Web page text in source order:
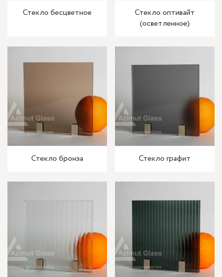
Стекло бесцветное
Стекло оптивайт
(осветленное)
Стекло бронза Стекло графит